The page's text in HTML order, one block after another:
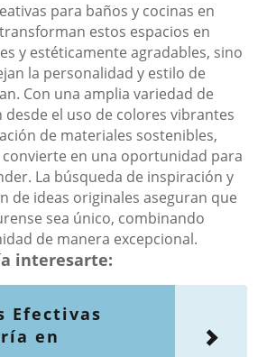
para baños y cocinas en
estos espacios en
y estéticamente agradables, sino
la personalidad y estilo de
Con una amplia variedad de
desde el uso de colores vibrantes
de materiales sostenibles,
en una oportunidad para
La búsqueda de inspiración y
de ideas originales aseguran que
sea único, combinando
de manera excepcional.
interesarte:
Efectivas
en